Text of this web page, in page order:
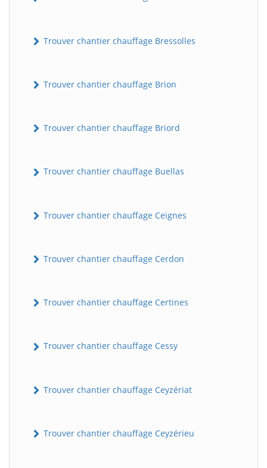
Trouver chantier chauffage Bressolles
Trouver chantier chauffage Brion
Trouver chantier chauffage Briord
Trouver chantier chauffage Buellas
Trouver chantier chauffage Ceignes
Trouver chantier chauffage Cerdon
Trouver chantier chauffage Certines
Trouver chantier chauffage Cessy
Trouver chantier chauffage Ceyzériat
Trouver chantier chauffage Ceyzérieu